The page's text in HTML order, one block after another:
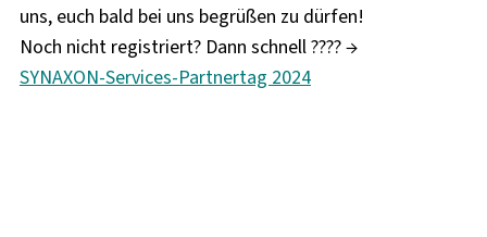
uns, euch bald bei uns begrüßen zu dürfen!
Noch nicht registriert? Dann schnell ???? →
SYNAXON-Services-Partnertag 2024